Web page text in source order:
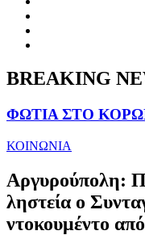
BREAKING
ΦΩΤΙΑ ΣΤΟ
ΚΟΙΝΩΝΙΑ
Αργυρούπολη:
ληστεία ο
ντοκουμέντο